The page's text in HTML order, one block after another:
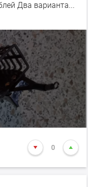
Два варианта...
0